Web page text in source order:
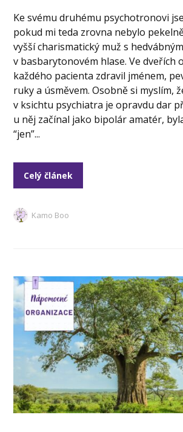
Ke svému druhému psychotronovi
pokud mi teda zrovna nebylo
vyšší charismatický muž s
v basbarytonovém hlase. Ve dveřích
každého pacienta zdravil jménem,
ruky a úsměvem. Osobně si myslím,
v ksichtu psychiatra je opravdu dar
u něj začínal jako bipolár amatér,
“jen”...
Celý článek
Kamo Boo